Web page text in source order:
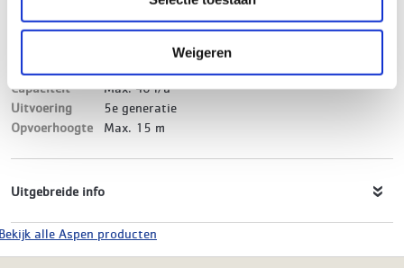
Weigeren
5060144949653
Product soort
Condenspomp + goot
Mini Lime
Capaciteit
Max. 40 l/u
Uitvoering
5e generatie
Opvoerhoogte
Max. 15 m
Uitgebreide info
alle Aspen producten